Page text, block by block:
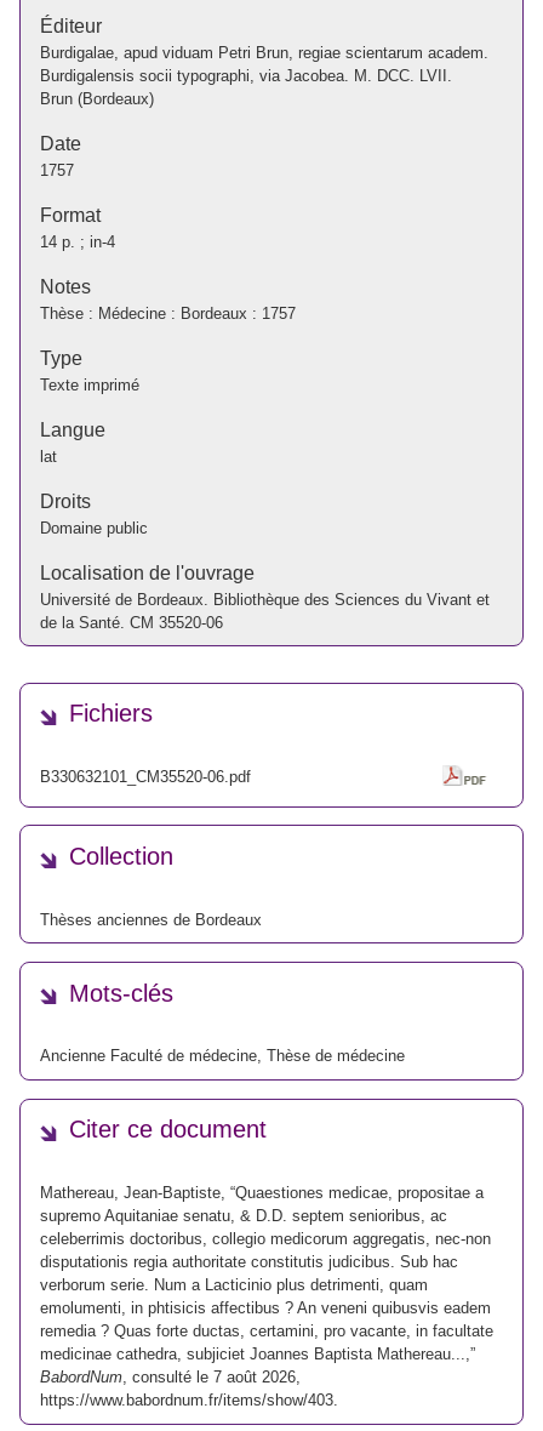
Éditeur
Burdigalae, apud viduam Petri Brun, regiae scientarum academ.
Burdigalensis socii typographi, via Jacobea. M. DCC. LVII.
Brun (Bordeaux)
Date
1757
Format
14 p. ; in-4
Notes
Thèse : Médecine : Bordeaux : 1757
Type
Texte imprimé
Langue
lat
Droits
Domaine public
Localisation de l'ouvrage
Université de Bordeaux. Bibliothèque des Sciences du Vivant et
de la Santé. CM 35520-06
Fichiers
B330632101_CM35520-06.pdf
Collection
Thèses anciennes de Bordeaux
Mots-clés
Ancienne Faculté de médecine, Thèse de médecine
Citer ce document
Mathereau, Jean-Baptiste, “Quaestiones medicae, propositae a
supremo Aquitaniae senatu, & D.D. septem senioribus, ac
celeberrimis doctoribus, collegio medicorum aggregatis, nec-non
disputationis regia authoritate constitutis judicibus. Sub hac
verborum serie. Num a Lacticinio plus detrimenti, quam
emolumenti, in phtisicis affectibus ? An veneni quibusvis eadem
remedia ? Quas forte ductas, certamini, pro vacante, in facultate
medicinae cathedra, subjiciet Joannes Baptista Mathereau...,”
BabordNum , consulté le 7 août 2026,
https://www.babordnum.fr/items/show/403